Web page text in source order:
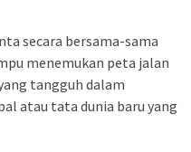
secara bersama-sama
menemukan peta jalan
tangguh dalam
atau tata dunia baru yang